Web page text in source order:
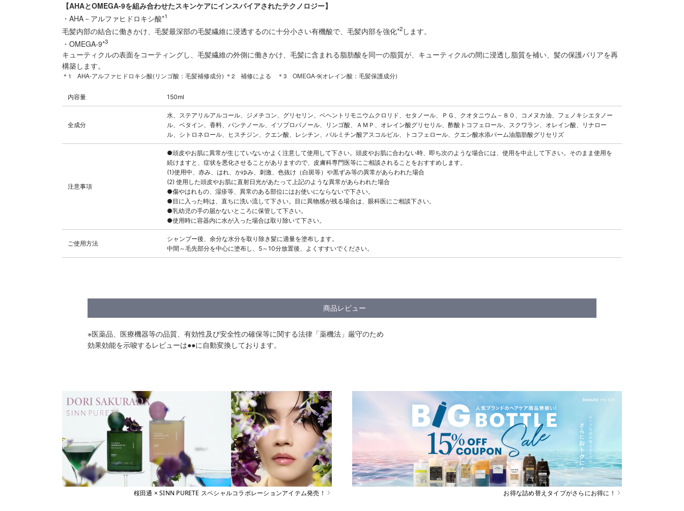
【AHAとOMEGA-9を組み合わせたスキンケアにインスパイアされたテクノロジー】
・AHA－アルファヒドロキシ酸*1
毛髪内部の結合に働きかけ、毛髪最深部の毛髪繊維に浸透するのに十分小さい有機酸で、毛髪内部を強化*2します。
・OMEGA-9*3
キューティクルの表面をコーティングし、毛髪繊維の外側に働きかけ、毛髪に含まれる脂肪酸を同一の脂質が、キューティクルの間に浸透し脂質を補い、髪の保護バリアを再
構築します。
＊1 AHA-アルファヒドロキシ酸(リンゴ酸：毛髪補修成分) ＊2 補修による ＊3 OMEGA-9(オレイン酸：毛髪保護成分)
内容量 150ml
全成分
水、ステアリルアルコール、ジメチコン、グリセリン、ベヘントリモニウムクロリド、セタノール、ＰＧ、クオタニウム－８０、コメヌカ油、フェノキシエタノー
ル、ベタイン、香料、パンテノール、イソプロパノール、リンゴ酸、ＡＭＰ、オレイン酸グリセリル、酢酸トコフェロール、スクワラン、オレイン酸、リナロー
ル、シトロネロール、ヒスチジン、クエン酸、レシチン、パルミチン酸アスコルビル、トコフェロール、クエン酸水添パーム油脂肪酸グリセリズ
注意事項
●頭皮やお肌に異常が生じていないかよく注意して使用して下さい。頭皮やお肌に合わない時、即ち次のような場合には、使用を中止して下さい。そのまま使用を
続けますと、症状を悪化させることがありますので、皮膚科専門医等にご相談されることをおすすめします。
(1)使用中、赤み、はれ、かゆみ、刺激、色抜け（白斑等）や黒ずみ等の異常があらわれた場合
(2) 使用した頭皮やお肌に直射日光があたって上記のような異常があらわれた場合
●傷やはれもの、湿疹等、異常のある部位にはお使いにならないで下さい。
●目に入った時は、直ちに洗い流して下さい。目に異物感が残る場合は、眼科医にご相談下さい。
●乳幼児の手の届かないところに保管して下さい。
●使用時に容器内に水が入った場合は取り除いて下さい。
ご使用方法
シャンプー後、余分な水分を取り除き髪に適量を塗布します。
中間～毛先部分を中心に塗布し、5～10分放置後、よくすすいでください。
商品レビュー
※医薬品、医療機器等の品質、有効性及び安全性の確保等に関する法律「薬機法」厳守のため
効果効能を示唆するレビューは●●に自動変換しております。
桜田通 × SINN PURETE スペシャルコラボレーションアイテム発売！ お得な詰め替えタイプがさらにお得に！